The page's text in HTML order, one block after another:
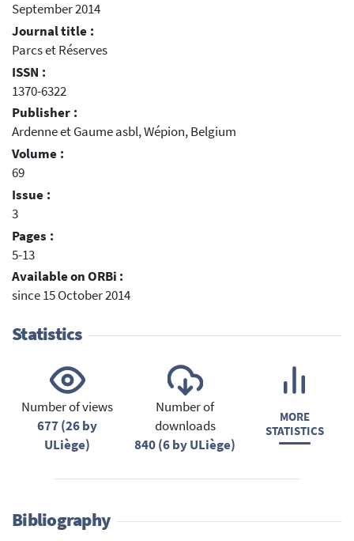
September 2014
Journal title :
Parcs et Réserves
ISSN :
1370-6322
Publisher :
Ardenne et Gaume asbl, Wépion, Belgium
Volume :
69
Issue :
3
Pages :
5-13
Available on ORBi :
since 15 October 2014
Statistics
Number of views
677 (26 by
ULiège)
Number of
downloads
840 (6 by ULiège)
MORE
STATISTICS
Bibliography